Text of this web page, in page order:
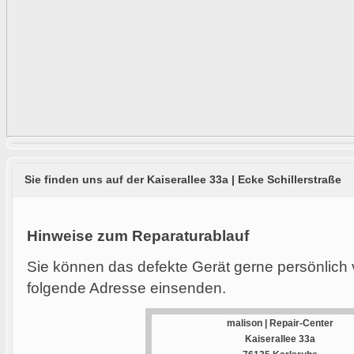
Sie finden uns auf der Kaiserallee 33a | Ecke Schillerstraße
Hinweise zum Reparaturablauf
Sie können das defekte Gerät gerne
folgende Adresse einsenden.
malison | Repair-Center
Kaiserallee 33a